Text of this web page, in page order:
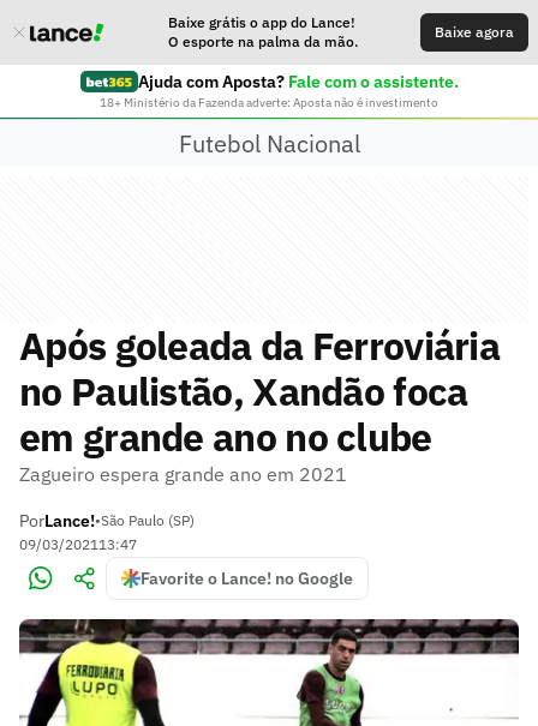
Baixe grátis o app do Lance!
O esporte na palma da mão.
Baixe agora
Ajuda com Aposta? Fale com o assistente.
18+ Ministério da Fazenda adverte: Aposta não é investimento
Futebol Nacional
Após goleada da Ferroviária
no Paulistão, Xandão foca
em grande ano no clube
Zagueiro espera grande ano em 2021
PorLance!•São Paulo (SP)
09/03/202113:47
Favorite o Lance! no Google